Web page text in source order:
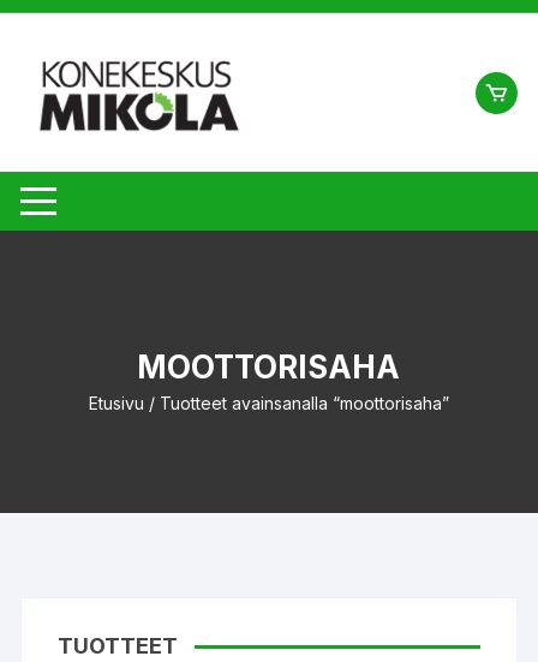
Siirry
sisältöön
MOOTTORISAHA
Etusivu / Tuotteet avainsanalla “moottorisaha”
TUOTTEET